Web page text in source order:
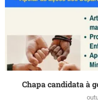
Chapa candidata à